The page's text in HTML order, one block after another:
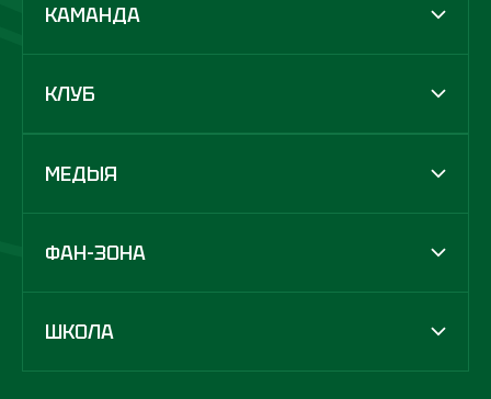
КАМАНДА
КЛУБ
МЕДЫЯ
ФАН-ЗОНА
ШКОЛА